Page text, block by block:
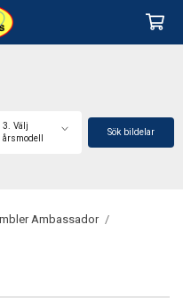
3. Välj
årsmodell
Sök bildelar
Ambassador /